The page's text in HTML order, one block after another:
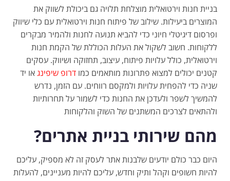
בניית חנות וירטואלית מוצלחת תלויה גם ביכולת לשווק את
המוצרים ביעילות. שילוב של פיתוח חנות וירטואלית עם כלי שיווק
ופרסום דיגיטלי חיוני כדי להביא תנועה לחנות ולהמיר מבקרים
ללקוחות. חשוב לשקול את העלות הכוללת של הקמת חנות
וירטואלית, כולל עלויות פיתוח, עיצוב, תחזוקה ושיווק. עסקים
קטנים יכולים למצוא פתרונות מותאמים כמו דרופ שיפינגאו יד
שניה כדי להפחית עלויות ולמקסם רווחים. עם הזמן, נדרש
להמשיך לשפר ולעדכן את החנות כדי לשמור על תחרותיות
ולהתאים לצרכים המשתנים של השוק והלקוחות
מהם שירותי בניית אתרים?
היום כבר כולם יודעים שלבנות אתר לעסק זה לא מספיק, עליכם
להיות חשופים וקהל ותיק וחדש, עליכם להיות מעניינים, להעלות